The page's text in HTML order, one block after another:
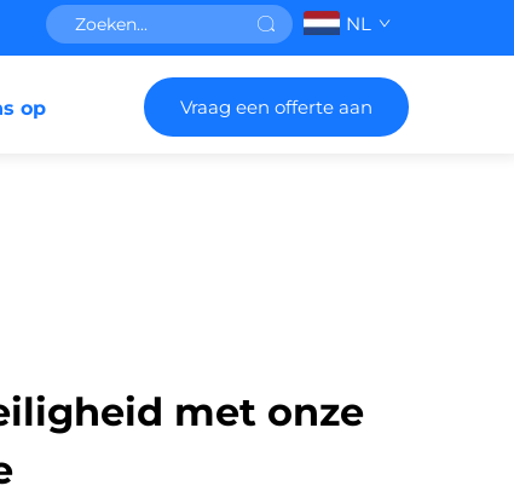
NL
op Vraag een offerte aan
met onze